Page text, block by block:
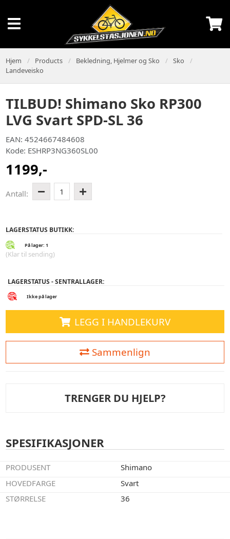
Hjem Products Bekledning, Hjelmer og Sko
Sko
Landeveisko
TILBUD! Shimano Sko RP300
LVG Svart SPD-SL 36
EAN: 4524667484608
Kode: ESHRP3NG360SL00
1199,-
Antall: 1
LAGERSTATUS BUTIKK:
På lager: 1
(Klar til sending)
LAGERSTATUS - SENTRALLAGER:
Ikke på lager
LEGG I HANDLEKURV
Sammenlign
TRENGER DU HJELP?
SPESIFIKASJONER
PRODUSENT
Shimano
HOVEDFARGE
Svart
STØRRELSE
36